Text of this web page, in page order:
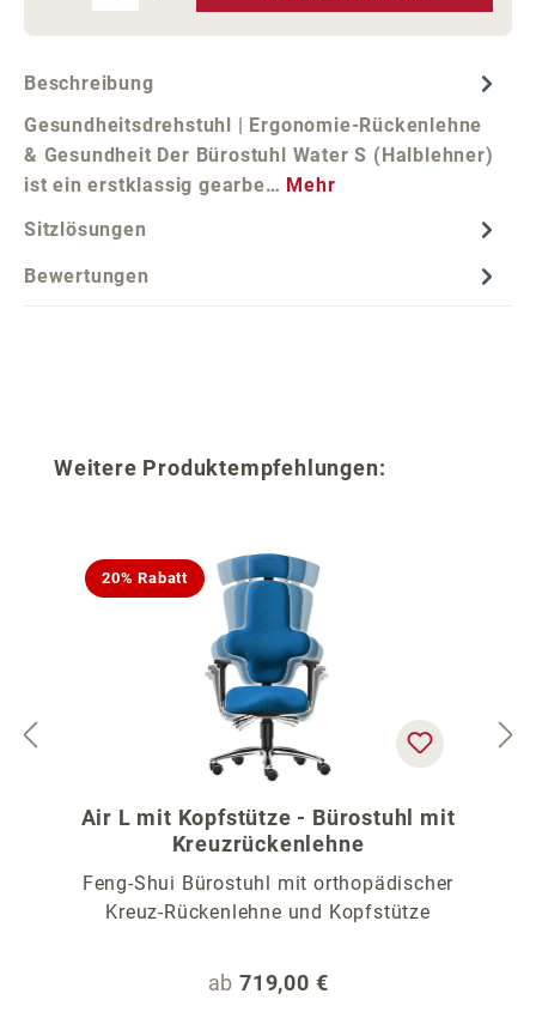
Beschreibung
Gesundheitsdrehstuhl | Ergonomie-Rückenlehne
& Gesundheit Der Bürostuhl Water S (Halblehner)
ist ein erstklassig gearbe… Mehr
Sitzlösungen
Bewertungen
Produktgalerie überspringen
Weitere Produktempfehlungen:
20% Rabatt
Air L mit Kopfstütze - Bürostuhl mit
Kreuzrückenlehne
Feng-Shui Bürostuhl mit orthopädischer
Kreuz-Rückenlehne und Kopfstütze
Regulärer Preis:
ab 719,00 €